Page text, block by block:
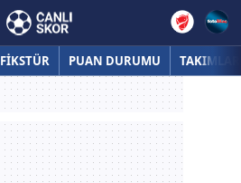
FİKSTÜR PUAN DURUMU TAKIMLAR